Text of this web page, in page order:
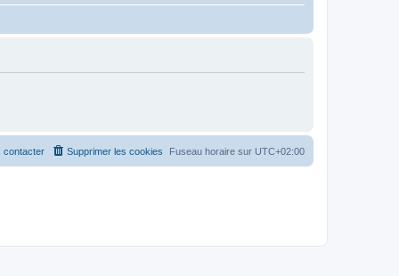
Fuseau horaire sur UTC+02:00
Supprimer les cookies
contacter